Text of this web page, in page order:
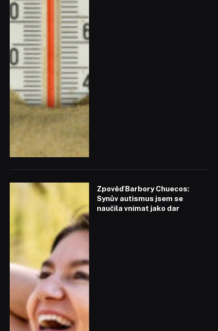
Zpověď Barbory Chuecos:
Synův autismus jsem se
naučila vnímat jako dar